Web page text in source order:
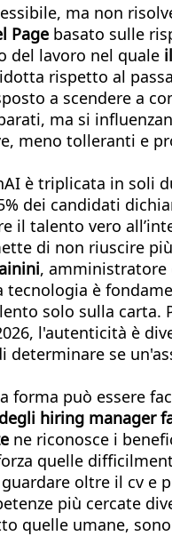
ma non
Page basato sulle
del lavoro nel quale
rispetto al
a scendere a
ma si
meno tolleranti e
è triplicata in soli
dei candidati
talento vero
di non riuscire
, amministratore
tecnologia è
solo sulla carta.
l'autenticità è
se
forma può essere
hiring manager
ne riconosce i
quelle
oltre il cv
più cercate
quelle umane,